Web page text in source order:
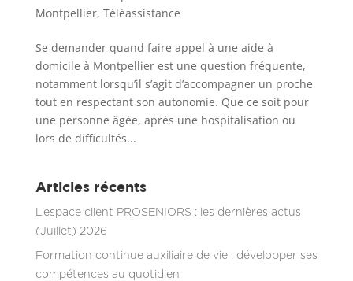
Montpellier, Téléassistance
Se demander quand faire appel à une aide à
domicile à Montpellier est une question fréquente,
notamment lorsqu’il s’agit d’accompagner un proche
tout en respectant son autonomie. Que ce soit pour
une personne âgée, après une hospitalisation ou
lors de difficultés...
Articles récents
L’espace client PROSENIORS : les dernières actus
(Juillet) 2026
Formation continue auxiliaire de vie : développer ses
compétences au quotidien